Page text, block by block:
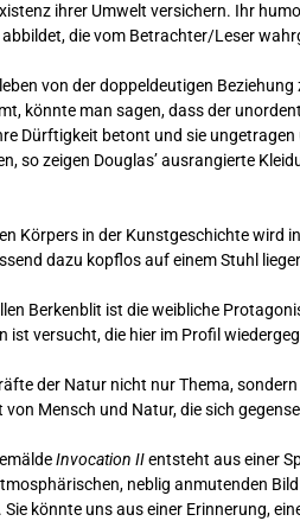
ihrer Umwelt versichern. Ihr
die vom Betrachter/Leser
von der doppeldeutigen
könnte man sagen, dass der
Dürftigkeit betont und sie
so zeigen Douglas’ ausrangierte
Körpers in der Kunstgeschichte wird
dazu kopflos auf einem Stuhl
Berkenblit ist die weibliche
ist versucht, die hier im Profil
der Natur nicht nur Thema,
von Mensch und Natur, die sich
Invocation IIentsteht aus einer
neblig anmutenden
Sie könnte uns aus einer Erinnerung,